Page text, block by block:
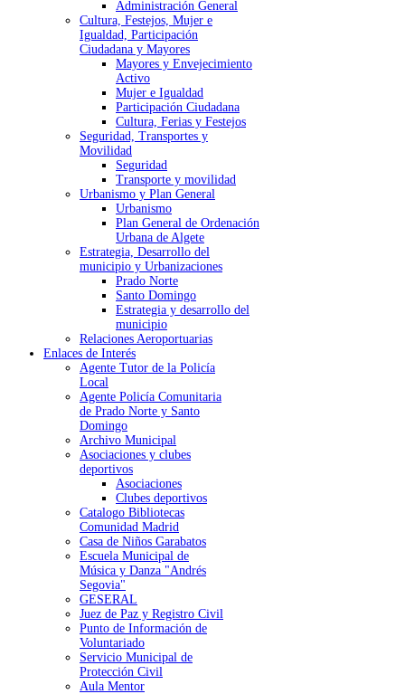
Administración General
Cultura, Festejos, Mujer e
Igualdad, Participación
Ciudadana y Mayores
Mayores y Envejecimiento
Activo
Mujer e Igualdad
Participación Ciudadana
Cultura, Ferias y Festejos
Seguridad, Transportes y
Movilidad
Seguridad
Transporte y movilidad
Urbanismo y Plan General
Urbanismo
Plan General de Ordenación
Urbana de Algete
Estrategia, Desarrollo del
municipio y Urbanizaciones
Prado Norte
Santo Domingo
Estrategia y desarrollo del
municipio
Relaciones Aeroportuarias
Enlaces de Interés
Agente Tutor de la Policía
Local
Agente Policía Comunitaria
de Prado Norte y Santo
Domingo
Archivo Municipal
Asociaciones y clubes
deportivos
Asociaciones
Clubes deportivos
Catalogo Bibliotecas
Comunidad Madrid
Casa de Niños Garabatos
Escuela Municipal de
Música y Danza "Andrés
Segovia"
GESERAL
Juez de Paz y Registro Civil
Punto de Información de
Voluntariado
Servicio Municipal de
Protección Civil
Aula Mentor